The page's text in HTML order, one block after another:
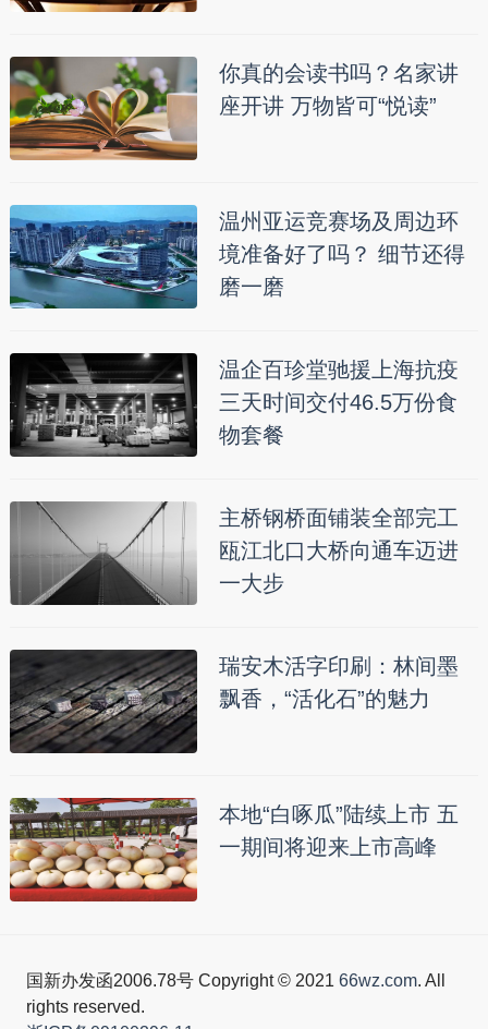
你真的会读书吗？名家讲
座开讲 万物皆可“悦读”
温州亚运竞赛场及周边环
境准备好了吗？ 细节还得
磨一磨
温企百珍堂驰援上海抗疫
三天时间交付46.5万份食
物套餐
主桥钢桥面铺装全部完工
瓯江北口大桥向通车迈进
一大步
瑞安木活字印刷：林间墨
飘香，“活化石”的魅力
本地“白啄瓜”陆续上市 五
一期间将迎来上市高峰
国新办发函2006.78号 Copyright © 2021 66wz.com. All
rights reserved.